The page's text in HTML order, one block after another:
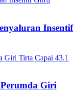
Insentif
Giri